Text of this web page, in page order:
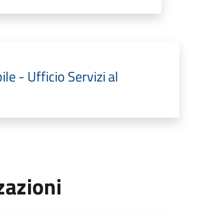
- Ufficio Servizi al